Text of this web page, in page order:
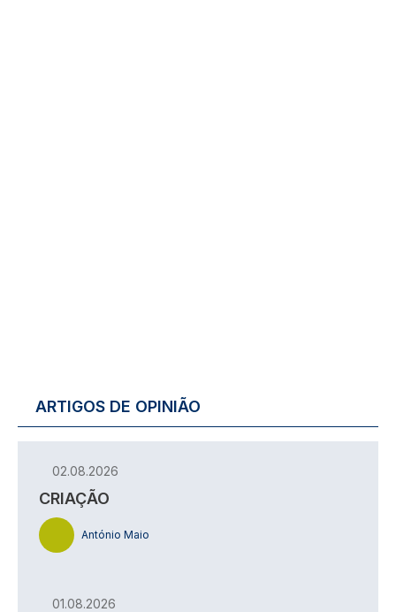
ARTIGOS DE OPINIÃO
02.08.2026
CRIAÇÃO
António Maio
01.08.2026